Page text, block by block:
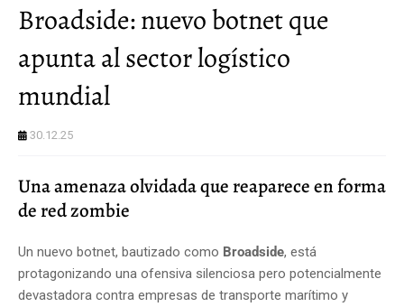
Broadside: nuevo botnet que
apunta al sector logístico
mundial
30.12.25
Una amenaza olvidada que reaparece en forma
de red zombie
Un nuevo botnet, bautizado como Broadside, está
protagonizando una ofensiva silenciosa pero potencialmente
devastadora contra empresas de transporte marítimo y